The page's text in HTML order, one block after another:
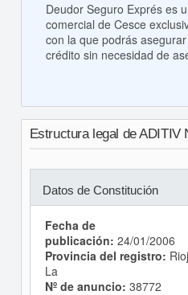
Deudor Seguro Exprés es
comercial de Cesce
con la que podrás
crédito sin necesidad de
Estructura legal de ADITIV
Datos de Constitución
Fecha de
publicación: 24/01/2006
Provincia del registro:
La
Nº de anuncio: 38772